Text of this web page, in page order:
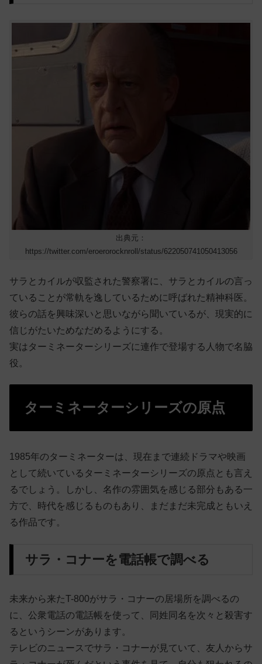
出典元：
https://twitter.com/eroerorocknroll/status/622050741050413056
サラとカイルが収監された警察署に、サラとカイルの言っ
ていることが常軌を逸しているために呼ばれた精神科医。
彼らの話を興味深いと思いながら聞いているが、現実的に
信じがたいためなだめるようにする。
実はターミネーターシリーズに連作で登場する人物で名脇
役。
ターミネーターシリーズの原点
1985年のターミネーターは、現在まで連続ドラマや映画
として続いているターミネーターシリーズの原点とも言え
るでしょう。しかし、名作の雰囲気を感じる部分もある一
方で、時代を感じるものもあり、まだまだ未完成ともいえ
る作品です。
サラ・コナーを電話帳で調べる
未来から来たT-800がサラ・コナーの居場所を調べるの
に、公衆電話の電話帳を使って、同姓同名を次々と殺害す
るというシーンがあります。
テレビのニュースでサラ・コナーが見ていて、友人からサ